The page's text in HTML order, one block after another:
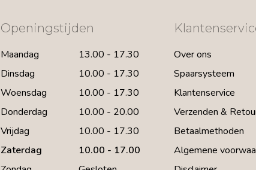
Openingstijden
Maandag
13.00 - 17.30
Dinsdag
10.00 - 17.30
Woensdag
10.00 - 17.30
Donderdag
10.00 - 20.00
Vrijdag
10.00 - 17.30
Zaterdag
10.00 - 17.00
Over ons
Spaarsysteem
Klantenservice
Verzenden &
Betaalmethoden
Algemene